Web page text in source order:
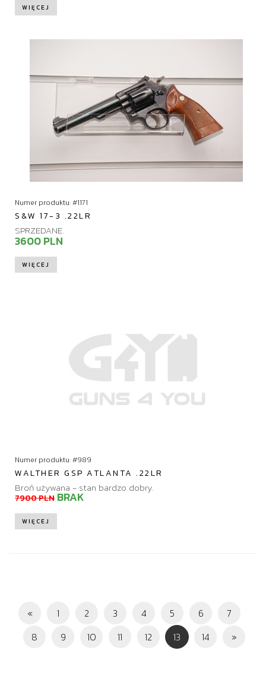
WIĘCEJ
Numer produktu: #1171
S&W 17-3 .22LR
SPRZEDANE.
3600 PLN
WIĘCEJ
Numer produktu: #989
WALTHER GSP ATLANTA .22LR
Broń używana - stan bardzo dobry.
7900 PLN BRAK
WIĘCEJ
« 1 2 3 4 5 6
7
8
9 10 11 12 13
c
14 »